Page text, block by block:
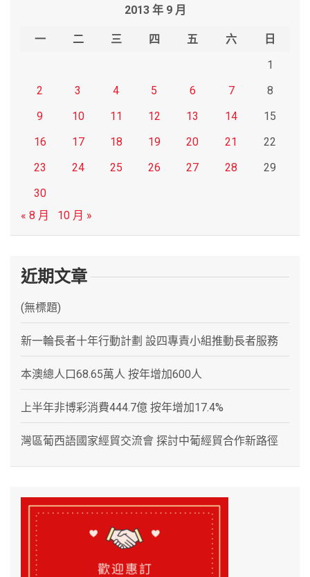
2013 年 9 月
一 二 三 四 五 六
日
1
2
3 4 5 6 7
8
9
10 11 12 13 14
15
16
17 18 19 20 21
22
23
24 25 26 27 28
29
30
« 8 月
10 月 »
近期文章
(無標題)
新一輪長者十年行動計劃 設四專責小組推動長者服務
本澳總人口68.65萬人 按年增加600人
上半年非博彩消費444.7億 按年增加17.4%
灣區葡西語國家經貿交流會 探討中葡經貿合作新路徑